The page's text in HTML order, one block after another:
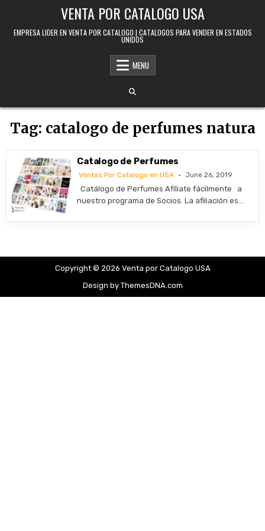
VENTA POR CATALOGO USA
EMPRESA LIDER EN VENTA POR CATALOGO | CATALOGOS PARA VENDER EN ESTADOS
UNIDOS
MENU
Tag: catalogo de perfumes natura
Catalogo de Perfumes
Ventas Por Catalogo en USA June 26, 2019
Catálogo de Perfumes Afíliate fácilmente a
nuestro programa de Socios. La afiliación es…
Copyright © 2026 Venta por Catalogo USA
Design by ThemesDNA.com